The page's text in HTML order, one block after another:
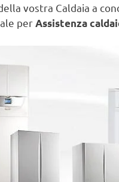
vostra Caldaia a
perAssistenza